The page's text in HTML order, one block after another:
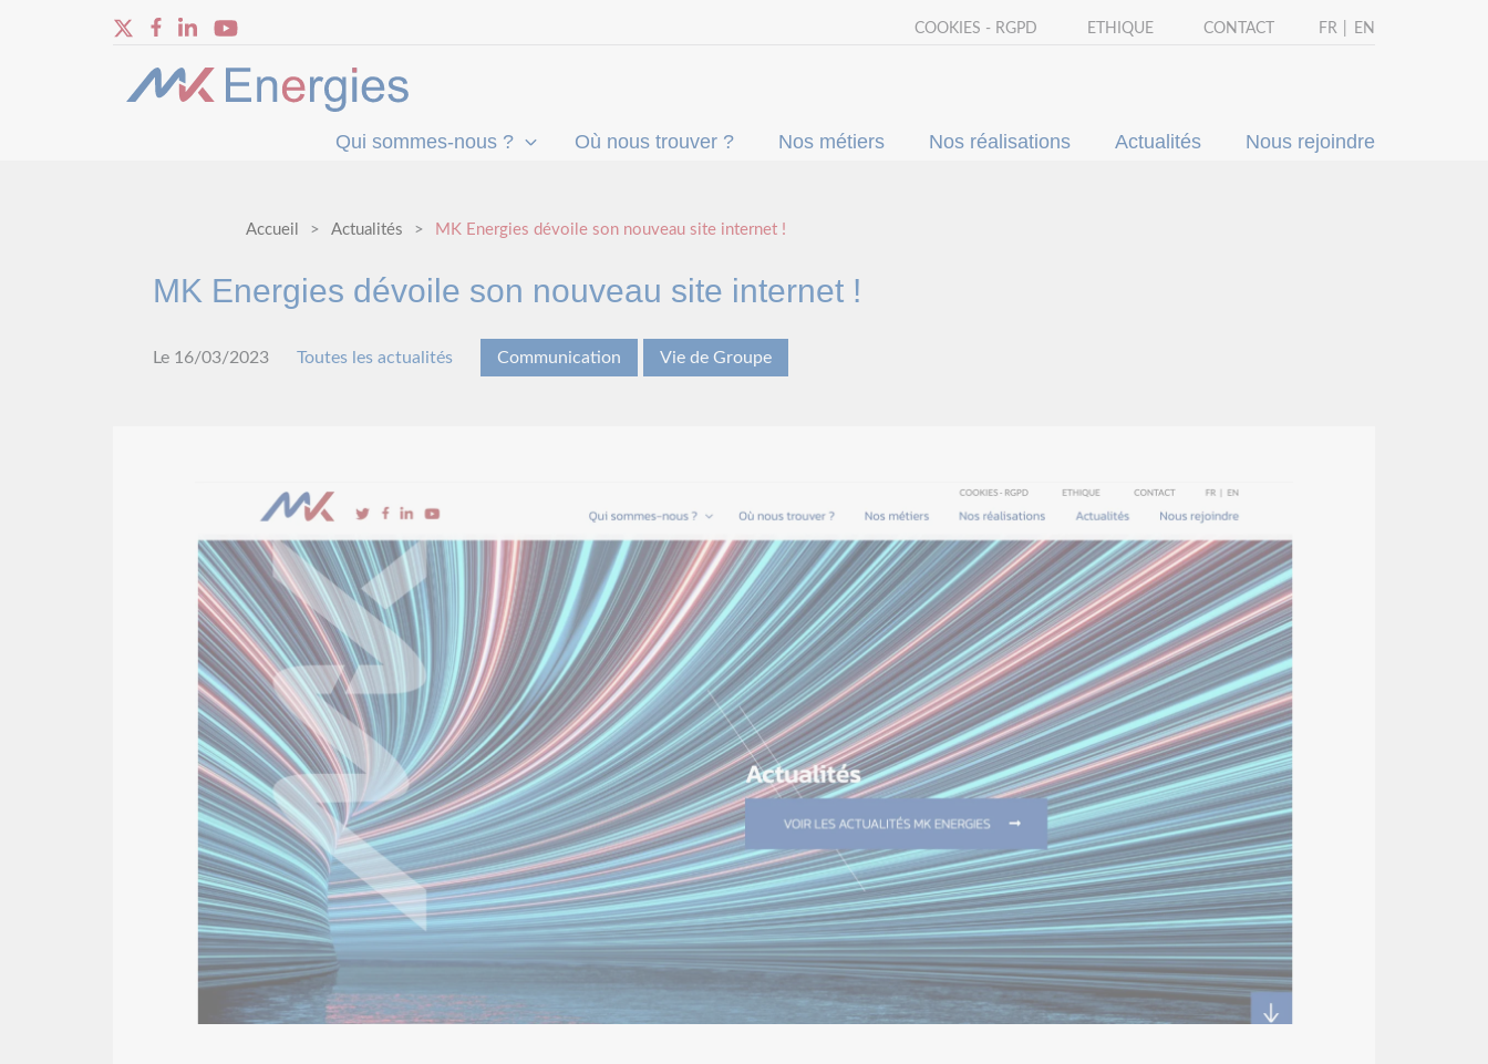
COOKIES - RGPD ETHIQUE CONTACT FR EN
Qui sommes-nous ? Où nous trouver ? Nos métiers Nos réalisations Actualités Nous rejoindre
Accueil Actualités MK Energies dévoile son nouveau site internet !
MK Energies dévoile son nouveau site internet !
Le 16/03/2023 Toutes les actualités Communication Vie de Groupe